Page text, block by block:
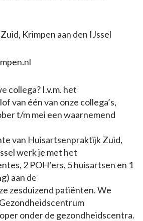
Krimpen aan den IJssel
collega? I.v.m. het
van één van onze collega’s,
t/m mei een waarnemend
van Huisartsenpraktijk Zuid,
werk je met het
2 POH’ers, 5 huisartsen en 1
aan de
zesduizend patiënten. We
onder de gezondheidscentra.